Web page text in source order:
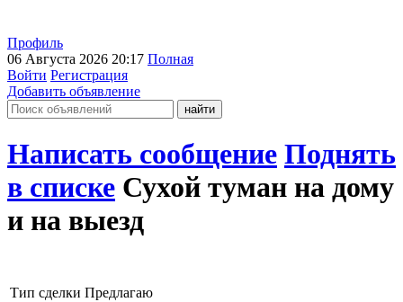
Профиль
06 Августа 2026 20:17 Полная
Войти Регистрация
Добавить объявление
Написать сообщение Поднять
в списке Сухой туман на дому
и на выезд
Тип сделки Предлагаю